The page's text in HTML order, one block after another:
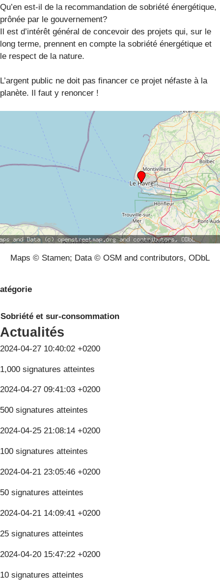
Qu’en est-il de la recommandation de sobriété énergétique,
prônée par le gouvernement?
Il est d’intérêt général de concevoir des projets qui, sur le
long terme, prennent en compte la sobriété énergétique et
le respect de la nature.
L’argent public ne doit pas financer ce projet néfaste à la
planète. Il faut y renoncer !
Maps © Stamen; Data © OSM and contributors, ODbL
Sobriété et sur-consommation
Actualités
2024-04-27 10:40:02 +0200
1,000 signatures atteintes
2024-04-27 09:41:03 +0200
500 signatures atteintes
2024-04-25 21:08:14 +0200
100 signatures atteintes
2024-04-21 23:05:46 +0200
50 signatures atteintes
2024-04-21 14:09:41 +0200
25 signatures atteintes
2024-04-20 15:47:22 +0200
10 signatures atteintes